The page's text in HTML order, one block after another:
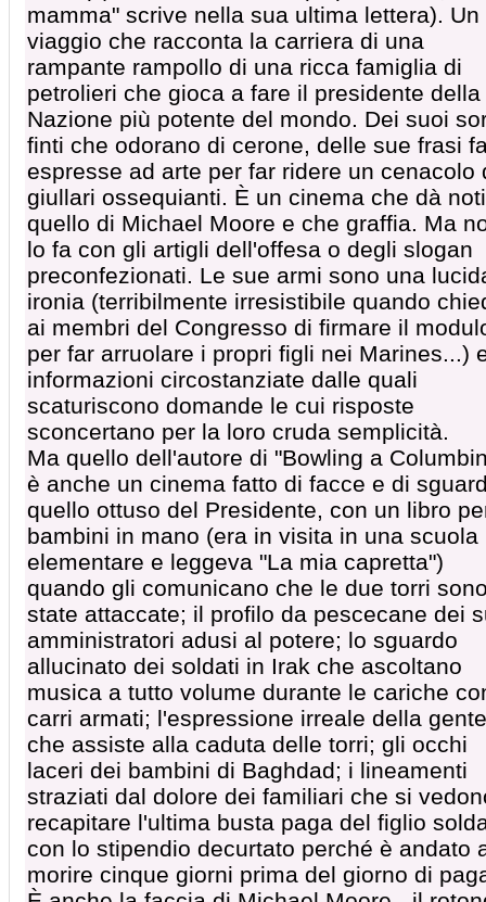
mamma" scrive nella sua ultima lettera). Un
viaggio che racconta la carriera di una
rampante rampollo di una ricca famiglia di
petrolieri che gioca a fare il presidente della
Nazione più potente del mondo. Dei suoi
finti che odorano di cerone, delle sue frasi
espresse ad arte per far ridere un cenacolo
giullari ossequianti. È un cinema che dà
quello di Michael Moore e che graffia. Ma
lo fa con gli artigli dell'offesa o degli slogan
preconfezionati. Le sue armi sono una
ironia (terribilmente irresistibile quando
ai membri del Congresso di firmare il
per far arruolare i propri figli nei Marines...)
informazioni circostanziate dalle quali
scaturiscono domande le cui risposte
sconcertano per la loro cruda semplicità.
Ma quello dell'autore di "Bowling a
è anche un cinema fatto di facce e di
quello ottuso del Presidente, con un libro
bambini in mano (era in visita in una scuola
elementare e leggeva "La mia capretta")
quando gli comunicano che le due torri
state attaccate; il profilo da pescecane dei
amministratori adusi al potere; lo sguardo
allucinato dei soldati in Irak che ascoltano
musica a tutto volume durante le cariche
carri armati; l'espressione irreale della gente
che assiste alla caduta delle torri; gli occhi
laceri dei bambini di Baghdad; i lineamenti
straziati dal dolore dei familiari che si
recapitare l'ultima busta paga del figlio
con lo stipendio decurtato perché è andato
morire cinque giorni prima del giorno di